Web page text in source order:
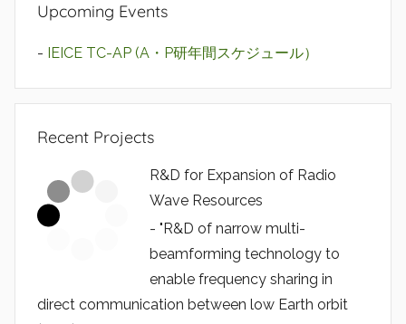
Upcoming Events
- IEICE TC-AP (A・P研年間スケジュール）
Recent Projects
R&D for Expansion of Radio
Wave Resources
- "R&D of narrow multi-
beamforming technology to
enable frequency sharing in
direct communication between low Earth orbit